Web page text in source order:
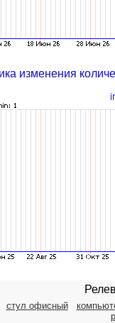
изменения
стул офисный